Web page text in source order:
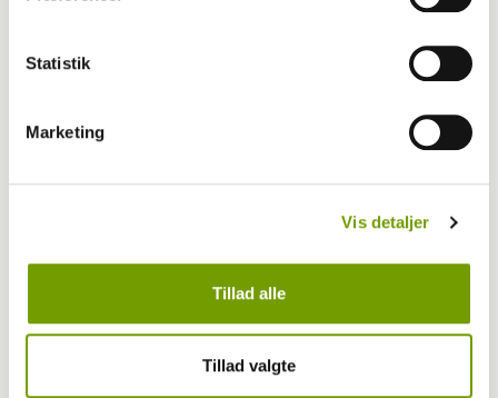
Statistik
Marketing
Vis detaljer
Tillad alle
Tillad valgte
Se her: Billeder og video fra torsdag på EDS